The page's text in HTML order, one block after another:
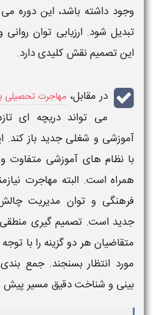
وجود داشته باشد، این دوره
تبدیل شود. ارزیابی توان
این تصمیم نقش کلیدی دارد.
در مقابل، مهاجرت تحصیلی
می تواند دریچه ای
آموزشی و شغلی جدید باز کند.
با نظام های آموزشی متفاوت
همراه است. البته مهاجرت
فرهنگی و توان مدیریت
جدید است. تصمیم گیری
متقاضیان هر دو گزینه را با
مورد انتظار بسنجند. جمع
بینی و شناخت دقیق مسیر پیش